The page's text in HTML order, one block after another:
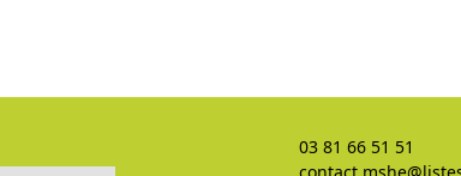
03 81 66 51 51